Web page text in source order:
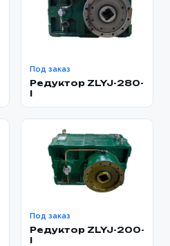
Под заказ
Редуктор ZLYJ-280-
I
Под заказ
Редуктор ZLYJ-200-
I